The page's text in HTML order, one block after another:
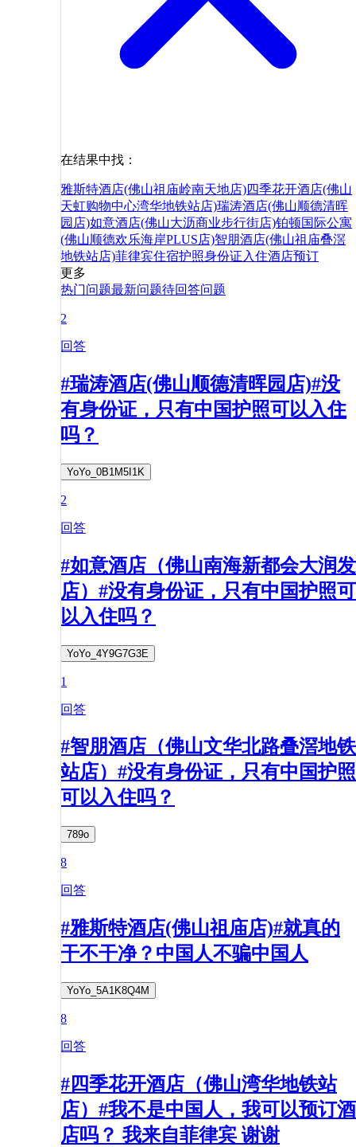
在结果中找：
雅斯特酒店(佛山祖庙岭南天地店)四季花开酒店(佛山
天虹购物中心湾华地铁站店)瑞涛酒店(佛山顺德清晖
园店)如意酒店(佛山大沥商业步行街店)铂顿国际公寓
(佛山顺德欢乐海岸PLUS店)智朋酒店(佛山祖庙叠滘
地铁站店)菲律宾住宿护照身份证 入住酒店预订
更多
热门问题最新问题待回答问题
2
回答
#瑞涛酒店(佛山顺德清晖园店)#没
有身份证，只有中国护照可以入住
吗？
YoYo_0B1M5I1K
2
回答
#如意酒店（佛山南海新都会大润发
店）#没有身份证，只有中国护照可
以入住吗？
YoYo_4Y9G7G3E
1
回答
#智朋酒店（佛山文华北路叠滘地铁
站店）#没有身份证，只有中国护照
可以入住吗？
789o
8
回答
#雅斯特酒店(佛山祖庙店)#就真的
干不干净？中国人不骗中国人
YoYo_5A1K8Q4M
8
回答
#四季花开酒店（佛山湾华地铁站
店）#我不是中国人，我可以预订酒
店吗？ 我来自菲律宾 谢谢